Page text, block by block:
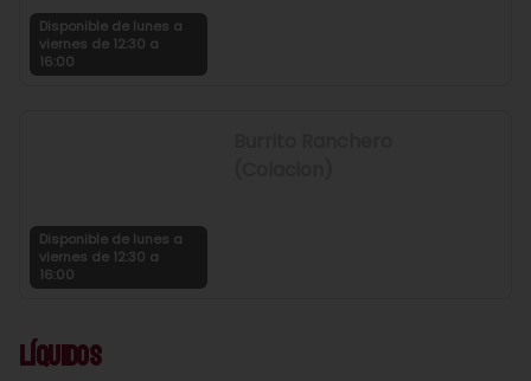
Disponible de lunes a
viernes de 12:30 a
16:00
Disponible de lunes a
viernes de 12:30 a
16:00
Líquidos